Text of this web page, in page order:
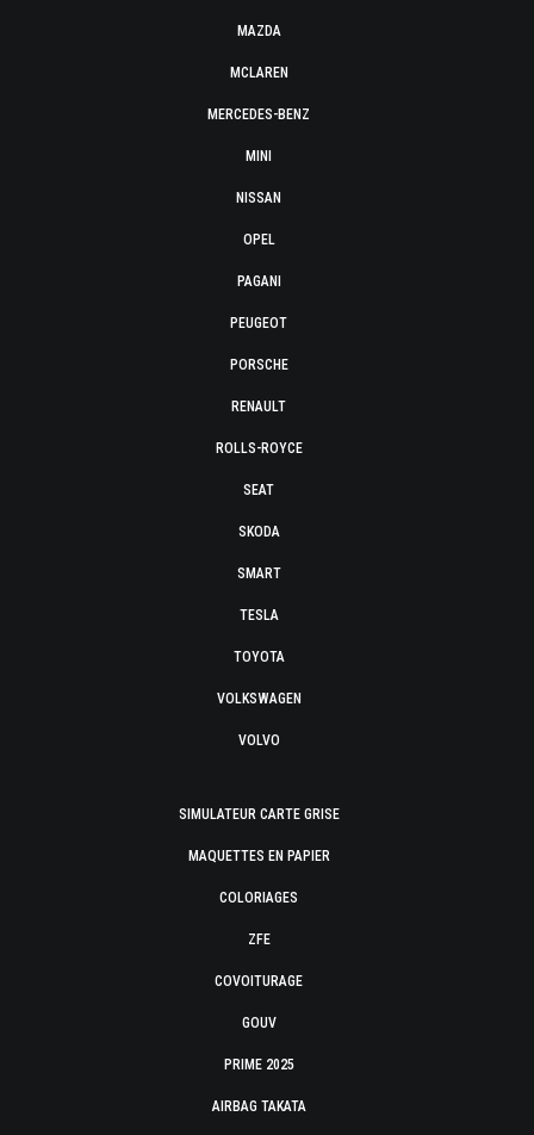
MAZDA
MCLAREN
MERCEDES-BENZ
MINI
NISSAN
OPEL
PAGANI
PEUGEOT
PORSCHE
RENAULT
ROLLS-ROYCE
SEAT
SKODA
SMART
TESLA
TOYOTA
VOLKSWAGEN
VOLVO
SIMULATEUR CARTE GRISE
MAQUETTES EN PAPIER
COLORIAGES
ZFE
COVOITURAGE
GOUV
PRIME 2025
AIRBAG TAKATA